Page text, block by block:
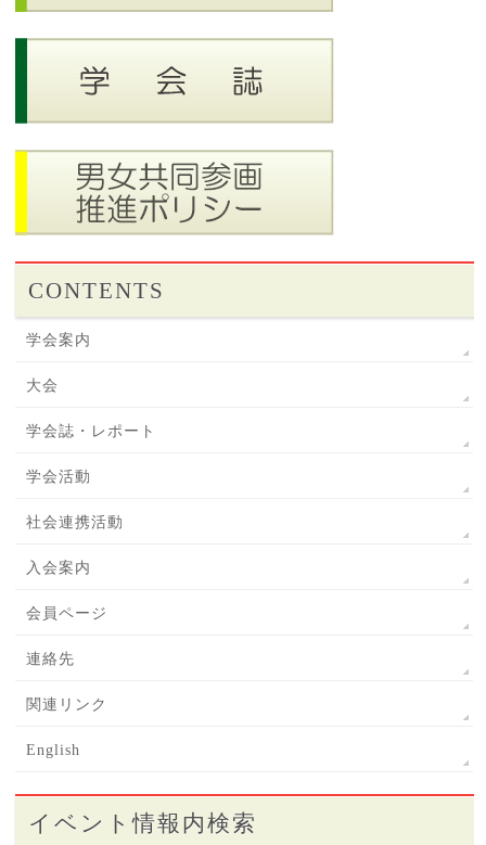
CONTENTS
学会案内
大会
学会誌・レポート
学会活動
社会連携活動
入会案内
会員ページ
連絡先
関連リンク
English
イベント情報内検索